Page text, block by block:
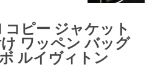
コピー ジャケット
ワッペン バッグ
ルイヴィトン